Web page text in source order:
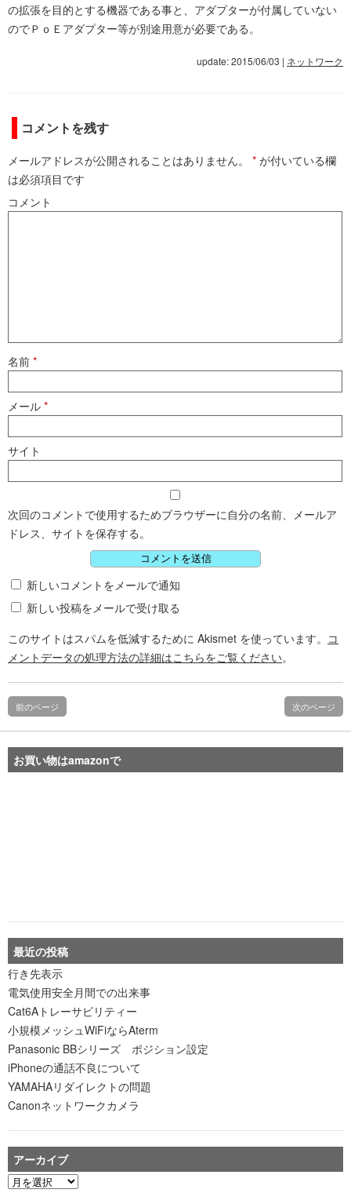
の拡張を目的とする機器である事と、アダプターが付属していない
のでＰｏＥアダプター等が別途用意が必要である。
update: 2015/06/03 | ネットワーク
コメントを残す
メールアドレスが公開されることはありません。 * が付いている欄
は必須項目です
コメント
名前 *
メール *
サイト
次回のコメントで使用するためブラウザーに自分の名前、メールア
ドレス、サイトを保存する。
新しいコメントをメールで通知
新しい投稿をメールで受け取る
このサイトはスパムを低減するために Akismet を使っています。 コ
メントデータの処理方法の詳細はこちらをご覧ください。
前のページ 次のページ
お買い物はamazonで
最近の投稿
行き先表示
電気使用安全月間での出来事
Cat6Aトレーサビリティー
小規模メッシュWiFiならAterm
Panasonic BBシリーズ ポジション設定
iPhoneの通話不良について
YAMAHAリダイレクトの問題
Canonネットワークカメラ
アーカイブ